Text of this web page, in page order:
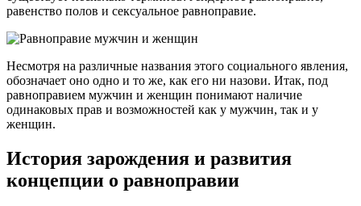
равенство полов и сексуальное равноправие.
Несмотря на различные названия этого социального явления,
обозначает оно одно и то же, как его ни назови. Итак, под
равноправием мужчин и женщин понимают наличие
одинаковых прав и возможностей как у мужчин, так и у
женщин.
История зарождения и развития
концепции о равноправии